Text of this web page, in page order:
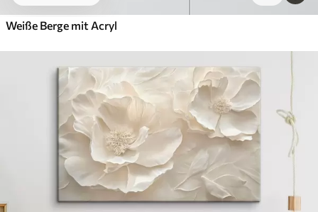
Weiße Berge mit Acryl